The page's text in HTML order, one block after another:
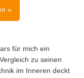
»
für mich ein
zu seinen
im Inneren deckt